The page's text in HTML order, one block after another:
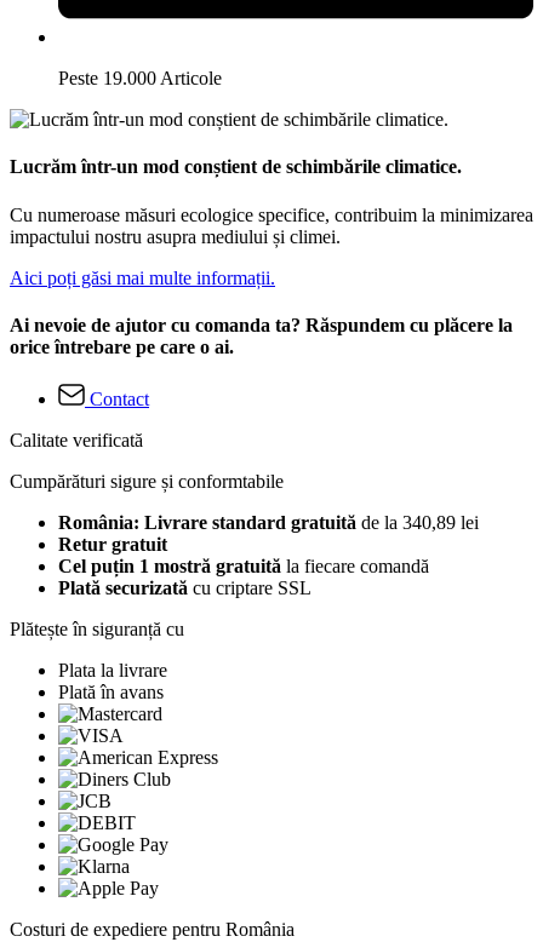
Peste 19.000 Articole
Lucrăm într-un mod conștient de schimbările climatice.
Cu numeroase măsuri ecologice specifice, contribuim la minimizarea
impactului nostru asupra mediului și climei.
Aici poți găsi mai multe informații.
Ai nevoie de ajutor cu comanda ta? Răspundem cu plăcere la
orice întrebare pe care o ai.
Contact
Calitate verificată
Cumpărături sigure și conformtabile
România: Livrare standard gratuită de la 340,89 lei
Retur gratuit
Cel puțin 1 mostră gratuită la fiecare comandă
Plată securizată cu criptare SSL
Plătește în siguranță cu
Plata la livrare
Plată în avans
Costuri de expediere pentru România